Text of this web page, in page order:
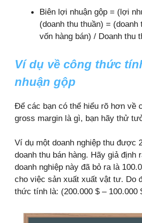
Biên lợi nhuận gộp = (lợi
(doanh thu thuần) = (doanh
vốn hàng bán) / Doanh thu
Ví dụ về công thức
nhuận gộp
Để các bạn có thể hiểu rõ hơn về
gross margin là gì, bạn hãy thử
Ví dụ một doanh nghiệp thu được
doanh thu bán hàng. Hãy giả định
doanh nghiệp này đã bỏ ra là
cho việc sản xuất xuất vật tư. Do
thức tính là: (200.000 $ – 100.000